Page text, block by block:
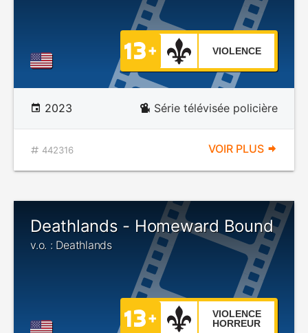
VIOLENCE
2023 Série télévisée policière
442316 VOIR PLUS
Deathlands - Homeward Bound
v.o. : Deathlands
VIOLENCE
HORREUR